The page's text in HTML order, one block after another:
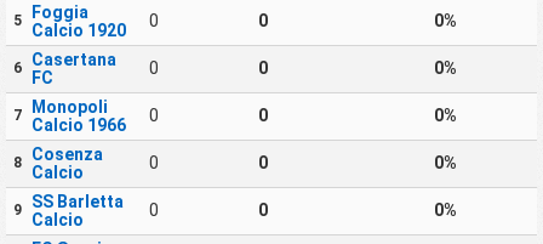
5
Foggia
Calcio 1920
0 0 0%
6
Casertana
FC
0 0 0%
7
Monopoli
Calcio 1966
0 0 0%
8
Cosenza
Calcio
0 0 0%
9
SS Barletta
Calcio
0 0 0%